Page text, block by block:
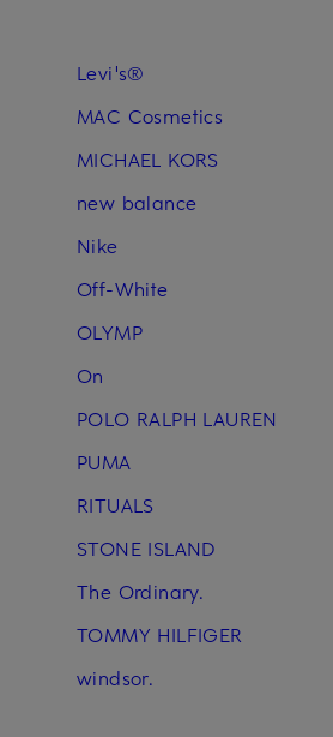
Levi's®
MAC Cosmetics
MICHAEL KORS
new balance
Nike
Off-White
OLYMP
On
POLO RALPH LAUREN
PUMA
RITUALS
STONE ISLAND
The Ordinary.
TOMMY HILFIGER
windsor.